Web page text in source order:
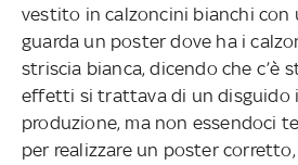
vestito in calzoncini bianchi con
guarda un poster dove ha i
striscia bianca, dicendo che c’è
effetti si trattava di un disguido
produzione, ma non essendoci
per realizzare un poster